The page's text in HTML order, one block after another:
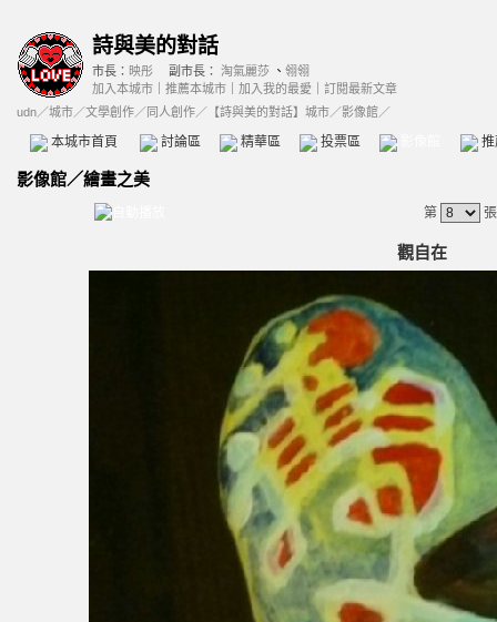
詩與美的對話
市長： 映彤 副市長： 淘氣麗莎 、 翎翎
加入本城市
推薦本城市 加入我的最愛
訂閱最新文章
udn／城市／文學創作／同人創作／ 【詩與美的對話】城市／影像館／
本城市首頁 討論區 精華區 投票區 影像館
影像館／繪畫之美
第
觀自在